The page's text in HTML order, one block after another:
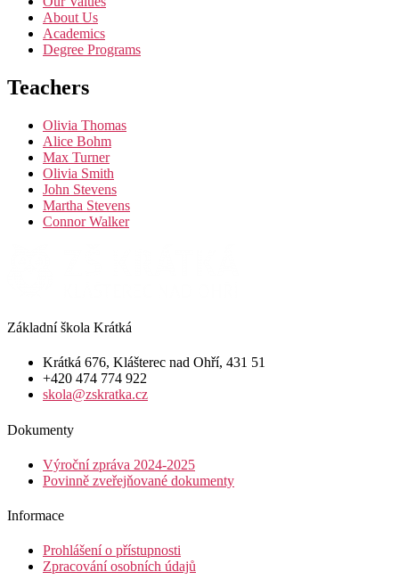
About Us
Academics
Degree Programs
Teachers
Olivia Thomas
Alice Bohm
Max Turner
Olivia Smith
John Stevens
Martha Stevens
Connor Walker
Základní škola Krátká
Krátká 676, Klášterec nad Ohří, 431 51
+420 474 774 922
skola@zskratka.cz
Dokumenty
Výroční zpráva 2024-2025
Povinně zveřejňované dokumenty
Informace
Prohlášení o přístupnosti
Zpracování osobních údajů